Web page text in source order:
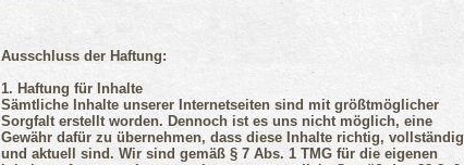
Ausschluss der Haftung:
1. Haftung für Inhalte
Sämtliche Inhalte unserer Internetseiten sind mit größtmöglicher
Sorgfalt erstellt worden. Dennoch ist es uns nicht möglich, eine
Gewähr dafür zu übernehmen, dass diese Inhalte richtig, vollständig
und aktuell sind. Wir sind gemäß § 7 Abs. 1 TMG für die eigenen